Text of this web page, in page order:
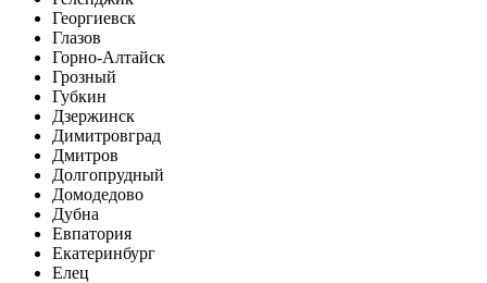
Георгиевск
Глазов
Горно-Алтайск
Грозный
Губкин
Дзержинск
Димитровград
Дмитров
Долгопрудный
Домодедово
Дубна
Евпатория
Екатеринбург
Елец